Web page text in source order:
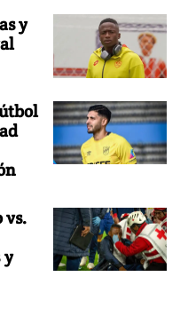
y
vs.
y